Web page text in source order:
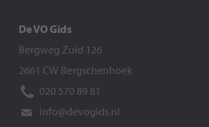
De VO Gids
Bergweg Zuid 126
2661 CW Bergschenhoek
020 570 89 81
info@devogids.nl